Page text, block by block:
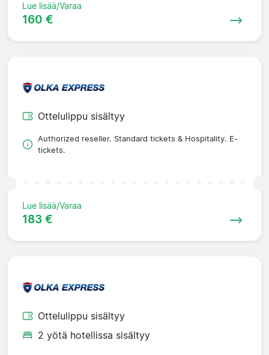
Lue lisää/Varaa
160 €
Ottelulippu sisältyy
Authorized reseller. Standard tickets & Hospitality. E-
tickets.
Lue lisää/Varaa
183 €
Ottelulippu sisältyy
2 yötä hotellissa sisältyy